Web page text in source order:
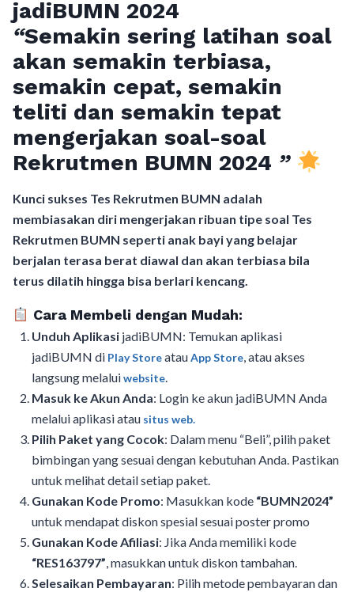
jadiBUMN 2024
“Semakin sering latihan soal
akan semakin terbiasa,
semakin cepat, semakin
teliti dan semakin tepat
mengerjakan soal-soal
Rekrutmen BUMN 2024 ”
Kunci sukses Tes Rekrutmen BUMN adalah
membiasakan diri mengerjakan ribuan tipe soal Tes
Rekrutmen BUMN seperti anak bayi yang belajar
berjalan terasa berat diawal dan akan terbiasa bila
terus dilatih hingga bisa berlari kencang.
Cara Membeli dengan Mudah:
Unduh Aplikasi jadiBUMN: Temukan aplikasi
jadiBUMN di Play StoreatauApp Store, atau akses
langsung melaluiwebsite.
Masuk ke Akun Anda: Login ke akun jadiBUMN Anda
melalui aplikasi atau situs web.
Pilih Paket yang Cocok: Dalam menu “Beli”, pilih paket
bimbingan yang sesuai dengan kebutuhan Anda. Pastikan
untuk melihat detail setiap paket.
Gunakan Kode Promo: Masukkan kode “BUMN2024”
untuk mendapat diskon spesial sesuai poster promo
Gunakan Kode Afiliasi: Jika Anda memiliki kode
“RES163797”, masukkan untuk diskon tambahan.
Selesaikan Pembayaran: Pilih metode pembayaran dan